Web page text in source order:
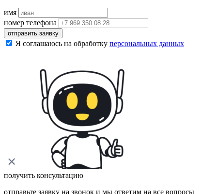
имя
номер телефона
отправить заявку
Я соглашаюсь на обработку персональных данных
получить консультацию
отправьте заявку на звонок и мы ответим на все вопросы